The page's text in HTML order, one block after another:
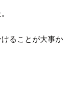
ることが大事か